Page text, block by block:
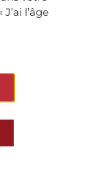
lui confère
au niveau
un
l’âge